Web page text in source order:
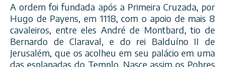
A ordem foi fundada após a Primeira Cruzada, por
Hugo de Payens, em 1118, com o apoio de mais 8
cavaleiros, entre eles André de Montbard, tio de
Bernardo de Claraval, e do rei Balduíno II de
Jerusalém, que os acolheu em seu palácio em uma
das esplanadas do Templo. Nasce assim os Pobres